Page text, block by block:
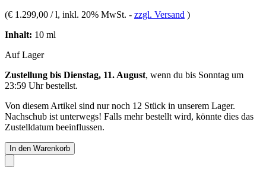
(€ 1.299,00 / l, inkl. 20% MwSt. - zzgl. Versand )
Inhalt: 10 ml
Auf Lager
Zustellung bis Dienstag, 11. August, wenn du bis Sonntag um
23:59 Uhrbestellst.
Von diesem Artikel sind nur noch 12 Stück in unserem Lager.
Nachschub ist unterwegs! Falls mehr bestellt wird, könnte dies das
Zustelldatum beeinflussen.
In den Warenkorb